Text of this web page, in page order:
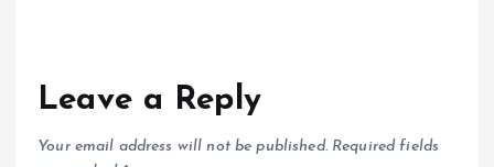
Leave a Reply
Your email address will not be published. Required fields